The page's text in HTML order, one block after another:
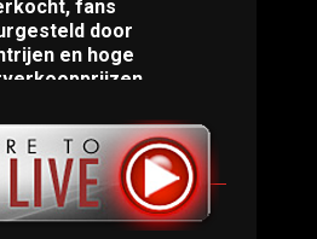
fans
door
en hoge